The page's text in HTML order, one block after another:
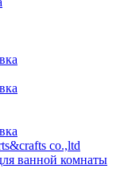
co.,ltd
ванной комнаты